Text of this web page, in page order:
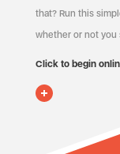
that? Run this
whether or not
Click to begin